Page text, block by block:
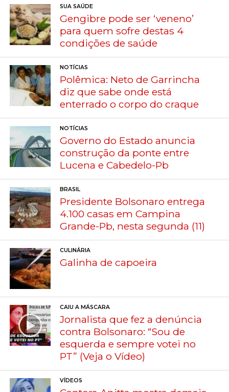
SUA SAÚDE
Gengibre pode ser ‘veneno’
para quem sofre destas 4
condições de saúde
NOTÍCIAS
Polêmica: Neto de Garrincha
diz que sabe onde está
enterrado o corpo do craque
NOTÍCIAS
Governo do Estado anuncia
construção da ponte entre
Lucena e Cabedelo-Pb
BRASIL
Presidente Bolsonaro entrega
4.100 casas em Campina
Grande-Pb, nesta segunda (11)
CULINÁRIA
Galinha de capoeira
CAIU A MÁSCARA
Jornalista que fez a denúncia
contra Bolsonaro: “Sou de
esquerda e sempre votei no
PT” (Veja o Vídeo)
VÍDEOS